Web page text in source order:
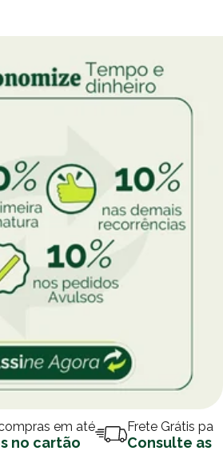
em até
no cartão
Frete Grátis
Consulte as